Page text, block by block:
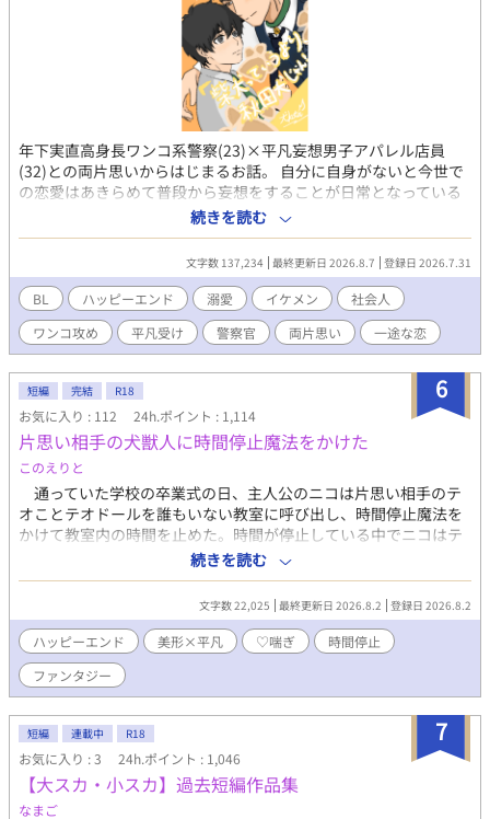
年下実直高身長ワンコ系警察(23)×平凡妄想男子アパレル店員
(32)との両片思いからはじまるお話。 自分に自身がないと今世で
の恋愛はあきらめて普段から妄想をすることが日常となっている
32歳の低身長アパレル店員の寺川 佑一(てらかわ ゆういち)。 そし
て佑一が勤めるアパレルショップの常連・職業不明な高身長ワン
コ系イケメンの柴山健太(しばやま けんた)。 柴山くんは誰から見
ても分かるくらい佑一への好意が溢れているが、『そんなわけが
ない！勘違いしてはいけない』となる佑一とのすれ違い両思いラ
ブコメ。 何故、柴山くんは佑一をそんなに好きになったのか。 果
たして佑一は柴山くんの好意を素直に受け入れることが出来るの
か！ ぜひお読みいただけたら嬉しいです！ ※本編は全18話です！
途中でおまけ話もあります！ 【R指定エピソードはエピソード名
にR指定記載をしますので、そちらをご参考にしてください。】
※ムーンライトノベルズ様 fujossy 様 でも同時掲載中です！
続きを読む
文字数 137,234 最終更新日 2026.8.7 登録日 2026.7.31
BL ハッピーエンド 溺愛 イケメン
社会人
ワンコ攻め
平凡受け 警察官 両片思い 一途な恋
6
短編 完結 R18
お気に入り : 112 24h.ポイント : 1,114
片思い相手の犬獣人に時間停止魔法をかけた
このえりと
通っていた学校の卒業式の日、主人公のニコは片思い相手のテ
オことテオドールを誰もいない教室に呼び出し、時間停止魔法を
かけて教室内の時間を止めた。時間が停止している中でニコはテ
オにキスをして、秘めていた想いを告白する。魔法を解除し別れ
の言葉を言うつもりだったニコだが、テオから言いくるめられ卒
業後もしばしば会うこととなった。せめてもう二度と時間停止魔
法は使わないとニコは決意する。 しかしその決意虚しく、結局
ニコは卒業後もテオに対し時間停止魔法を何度もかけてしまって
いた。ニコの家で一緒に夕飯を食べたあと、ニコはテオの時間を
止めキスやフェラをしていく。テオが帰ったあとはテオを思い出
しながらニコは自慰をする。そんな日々が続いていた。 しかし
ある日別の友人から、テオには好きな人がいるという話を聞いて
しまったニコは――。 主人公が片思い相手の犬獣人に時間停止魔
法をかけてあれやこれやする話。 成分表：♡喘ぎ 潮吹き ゆるフ
ァンタジーな世界観です
続きを読む
文字数 22,025 最終更新日 2026.8.2 登録日 2026.8.2
ハッピーエンド 美形×平凡 ♡喘ぎ
時間停止
ファンタジー
7
短編 連載中 R18
お気に入り : 3 24h.ポイント : 1,046
【大スカ・小スカ】過去短編作品集
なまご